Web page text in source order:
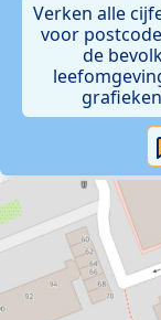
Verken alle
voor
de